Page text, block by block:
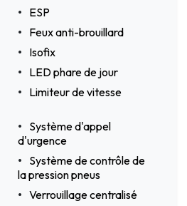
ESP
Feux anti-brouillard
Isofix
LED phare de jour
Limiteur de vitesse
Système d'appel
d'urgence
Système de contrôle de
la pression pneus
Verrouillage centralisé